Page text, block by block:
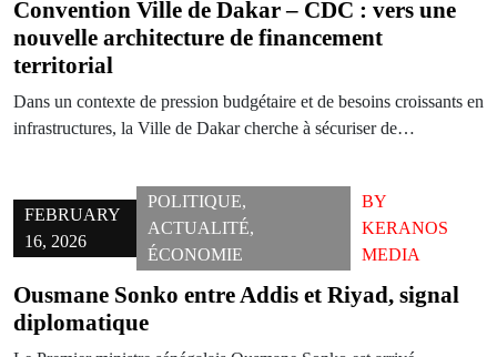
Convention Ville de Dakar – CDC : vers une
nouvelle architecture de financement
territorial
Dans un contexte de pression budgétaire et de besoins croissants en
infrastructures, la Ville de Dakar cherche à sécuriser de…
FEBRUARY
16, 2026
POLITIQUE,
ACTUALITÉ,
ÉCONOMIE
BY
KERANOS
MEDIA
Ousmane Sonko entre Addis et Riyad, signal
diplomatique